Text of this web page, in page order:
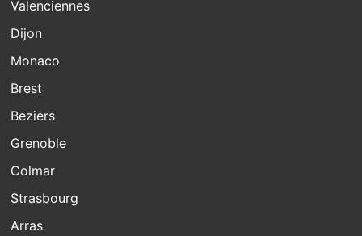
Valenciennes
Dijon
Monaco
Brest
Beziers
Grenoble
Colmar
Strasbourg
Arras